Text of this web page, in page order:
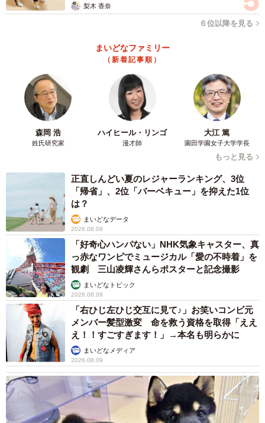
学習塾の金額分布を見ると0円世帯が46.1％いますが、学習
塾を利用している世帯だけを見ると、40万円以上支払って
200万円かかると想定しておきましょう。
教育費は現在の収入を考えて計画的に
ーー年収720万の世帯では私立の中高一貫校に行かせられな
令和3年（2021年）度におこなわれた調査（文部科学省
「子供の学習費調査」）によると、年収600万円から799万
円の世帯の子どもが私立中学に通っている割合は15.4％で
す。ちなみに年収800万円世帯が16.8％、1000万円世帯が
17.7％、1200万円世帯が40.1％という分布から考えても、
極端に少ないわけではないことが分かります。ただ安心し
て通わせるためには、収支のバランスをしっかり考えるこ
とが重要です。Aさんの収支を参考に考えてみましょう。
【Aさんの場合】
▽現在の教育費
・長男の学費 年間約130万円
・長男の塾代 年間約60万
・次男の学費 年間約40万円
梨木 香奈
６位以降を見る
まいどなファミリー
（新着記事順）
森岡 浩
姓氏研究家
ハイヒール・リンゴ
漫才師
大江 篤
園田学園女子大学学長
もっと見る
正直しんどい夏のレジャーランキング、3位
「帰省」、2位「バーベキュー」を抑えた1位
は？
まいどなデータ
2026.08.09
「好奇心ハンパない」NHK気象キャスター、真
っ赤なワンピでミュージカル「愛の不時着」を
観劇 三山凌輝さんらポスターと記念撮影
まいどなトピック
2026.08.09
「右ひじ左ひじ交互に見て♪」お笑いコンビ元
メンバー髪型激変 命を救う資格を取得「ええ
え！！すごすぎます！」→本名も明らかに
まいどなメディア
2026.08.09